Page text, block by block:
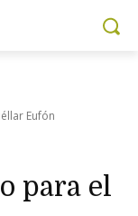
Eufón
para el